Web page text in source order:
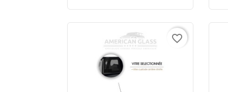
favorite_border